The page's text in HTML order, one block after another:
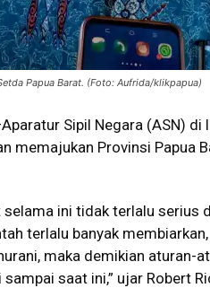
Papua Barat. (Foto: Aufrida/klikpapua)
Sipil Negara (ASN) di
memajukan Provinsi Papua
selama ini tidak terlalu serius
terlalu banyak
maka demikian aturan-
saat ini,” ujar Robert